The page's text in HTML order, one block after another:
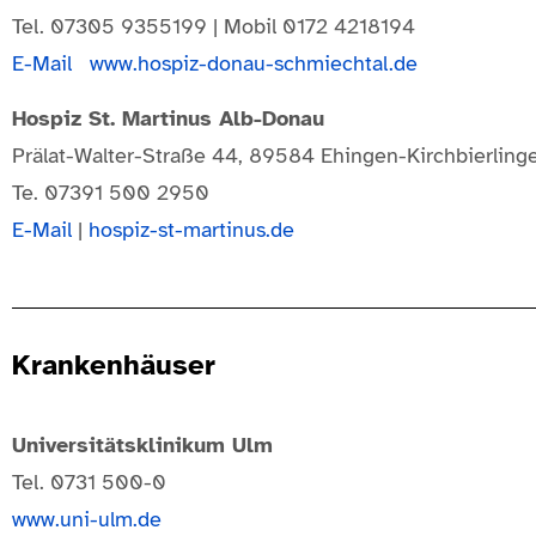
Tel. 07305 9355199 | Mobil 0172 4218194
E-Mail
www.hospiz-donau-schmiechtal.de
Hospiz St. Martinus Alb-Donau
Prälat-Walter-Straße 44, 89584 Ehingen-
Te. 07391 500 2950
E-Mail | hospiz-st-martinus.de
Krankenhäuser
Universitätsklinikum Ulm
Tel. 0731 500-0
www.uni-ulm.de